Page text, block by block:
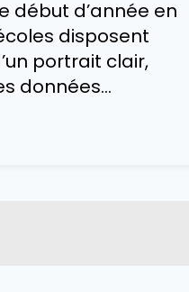
début d’année en
disposent
portrait clair,
données
habiletés en
des élèves.